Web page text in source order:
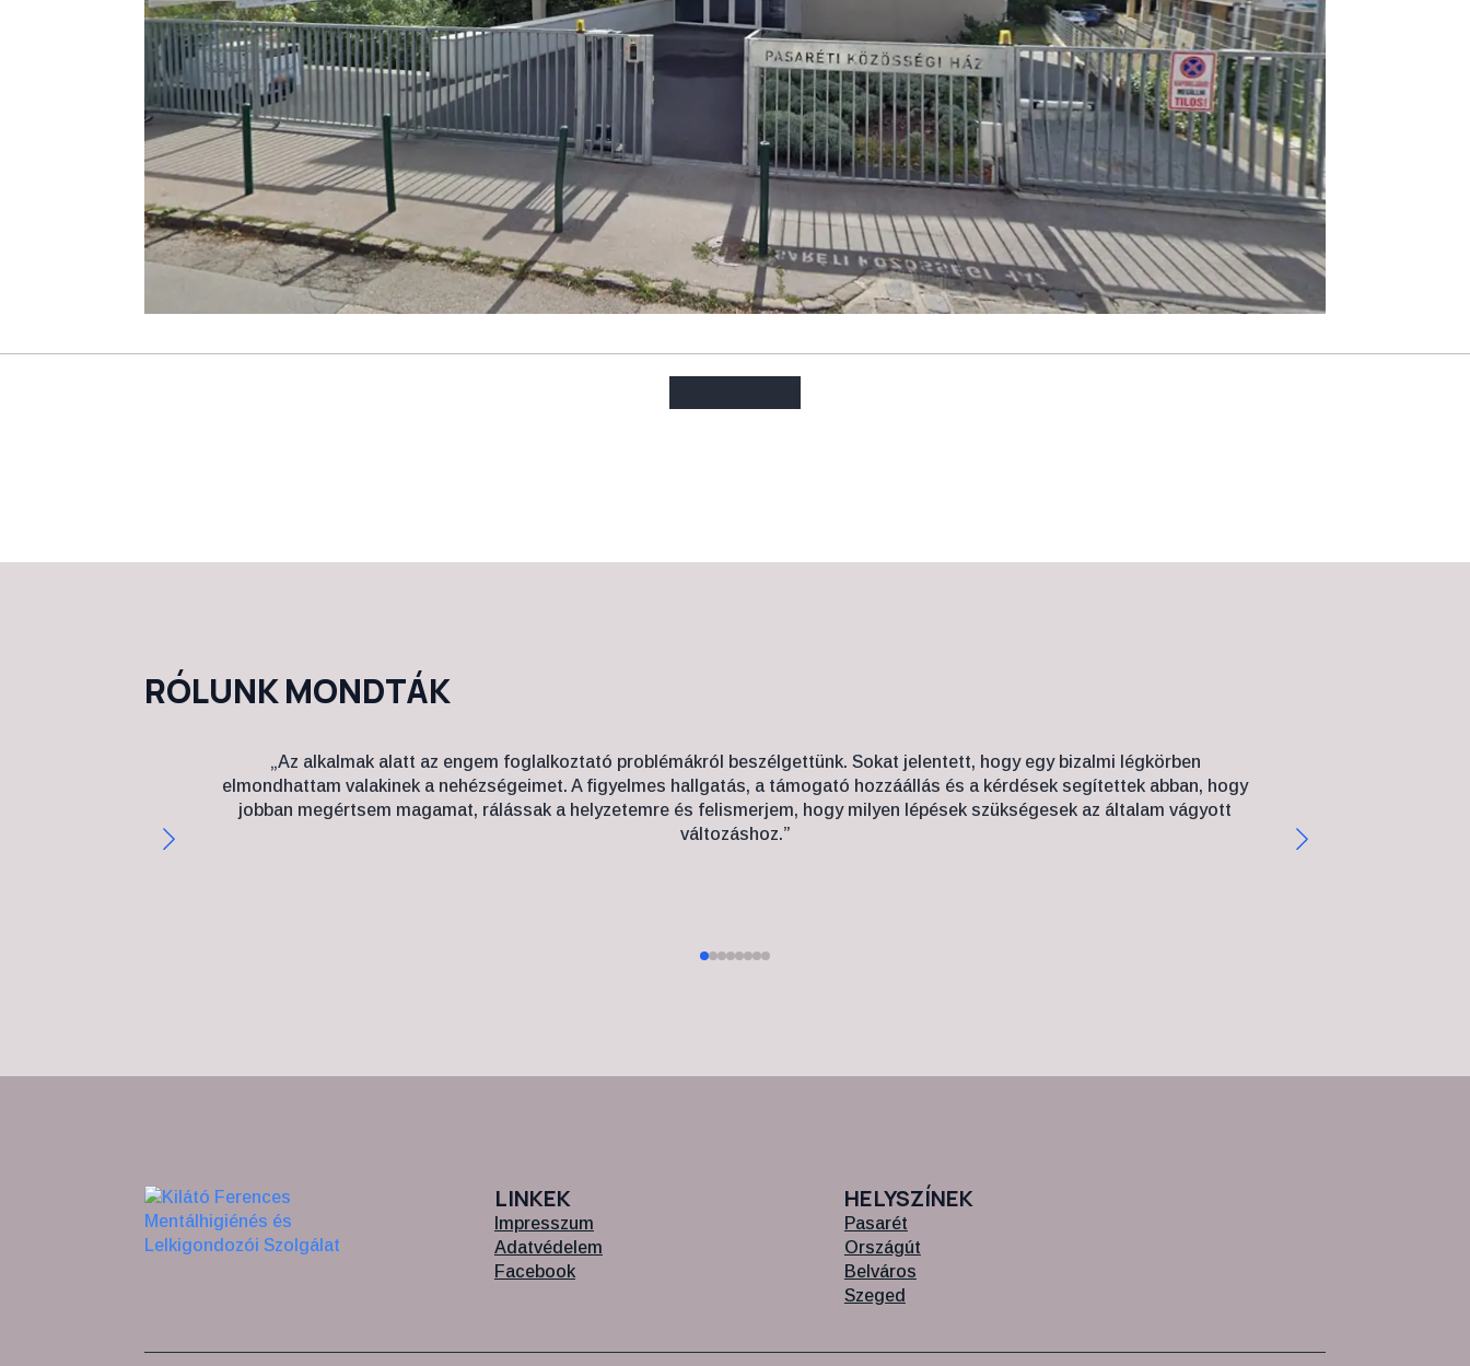
RÓLUNK MONDTÁK
„Az alkalmak alatt az engem foglalkoztató problémákról beszélgettünk. Sokat jelentett, hogy egy bizalmi légkörben
elmondhattam valakinek a nehézségeimet. A figyelmes hallgatás, a támogató hozzáállás és a kérdések segítettek abban, hogy
jobban megértsem magamat, rálássak a helyzetemre és felismerjem, hogy milyen lépések szükségesek az általam vágyott
változáshoz.”
LINKEK
Impresszum
Adatvédelem
Facebook
HELYSZÍNEK
Pasarét
Országút
Belváros
Szeged